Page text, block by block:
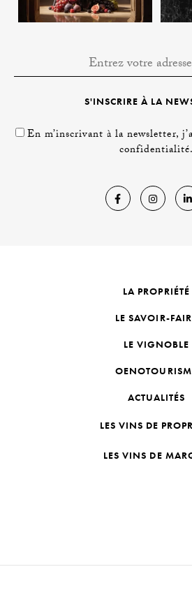
S'INSCRIRE À LA
En m’inscrivant à la newsletter,
confidentialité.
LA PROPRIÉTÉ
LE SAVOIR-
LE VIGNOBLE
ACTUALITÉS
LES VINS DE
LES VINS DE